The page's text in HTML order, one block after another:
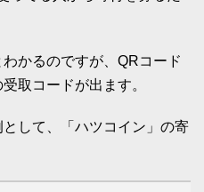
かるのですが、QRコード
取コードが出ます。
して、「ハツコイン」の寄